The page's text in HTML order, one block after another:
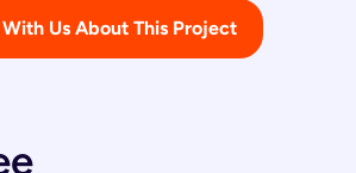
Us About This Project